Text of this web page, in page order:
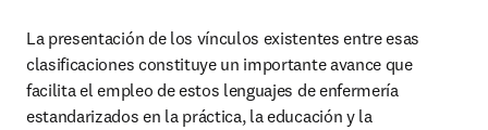
La presentación de los vínculos existentes entre esas
clasificaciones constituye un importante avance que
facilita el empleo de estos lenguajes de enfermería
estandarizados en la práctica, la educación y la